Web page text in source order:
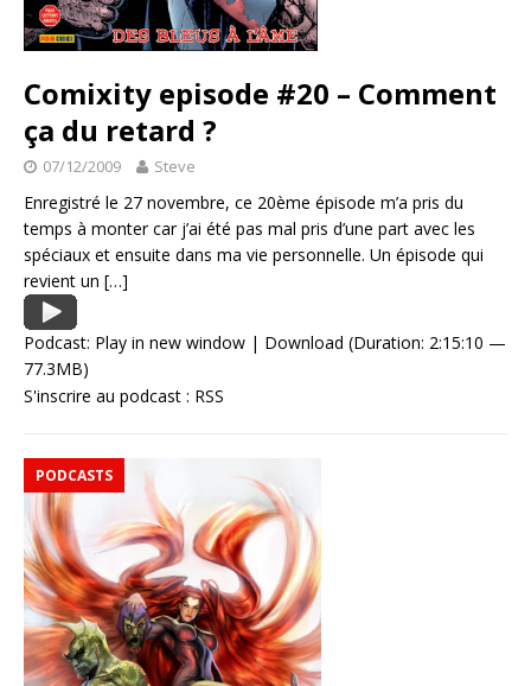
Comixity episode #20 – Comment
ça du retard ?
07/12/2009 Steve
Enregistré le 27 novembre, ce 20ème épisode m’a pris du
temps à monter car j’ai été pas mal pris d’une part avec les
spéciaux et ensuite dans ma vie personnelle. Un épisode qui
revient un […]
Podcast: Play in new window | Download (Duration: 2:15:10 —
77.3MB)
S'inscrire au podcast : RSS
PODCASTS